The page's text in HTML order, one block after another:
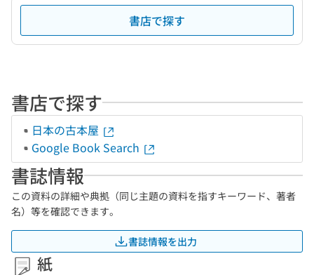
書店で探す
書店で探す
日本の古本屋
Google Book Search
書誌情報
この資料の詳細や典拠（同じ主題の資料を指すキーワード、著者
名）等を確認できます。
書誌情報を出力
紙